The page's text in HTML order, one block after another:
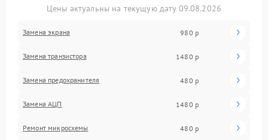
Цены актуальны на текущую дату 09.08.2026
Замена экрана 980 р
Замена транзистора 1480 р
Замена предохранителя 480 р
Замена АЦП 1480 р
Ремонт микросхемы 480 р